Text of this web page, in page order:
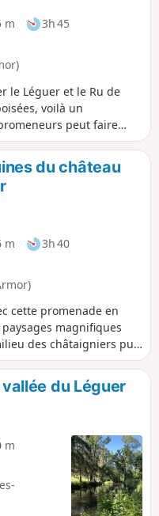
m
3h 45
le Léguer et le Ru de
voilà un
peut faire
certains passages
enfants.du château
m
3h 40
cette promenade en
magnifiques
des châtaigniers puis
pour s'achever avec
du Château de
pas oublier de visiter
du Léguer
m